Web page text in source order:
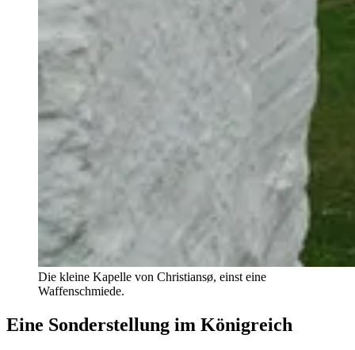
Die kleine Kapelle von Christiansø, einst eine
Waffenschmiede.
Eine Sonderstellung im Königreich